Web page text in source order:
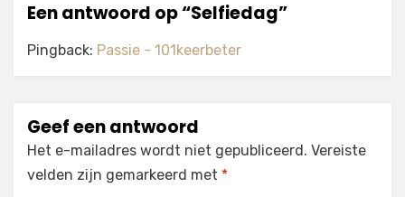
Een antwoord op “Selfiedag”
Pingback: Passie - 101keerbeter
Geef een antwoord
Het e-mailadres wordt niet gepubliceerd. Vereiste
velden zijn gemarkeerd met *